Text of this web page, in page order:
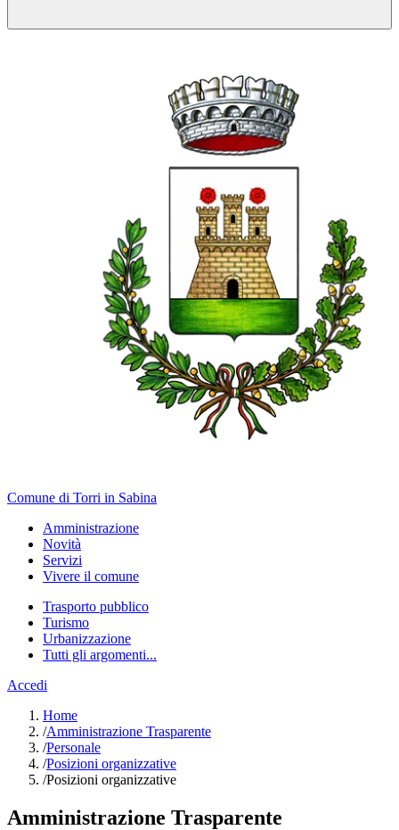
Comune di Torri in Sabina
Amministrazione
Novità
Servizi
Vivere il comune
Trasporto pubblico
Turismo
Urbanizzazione
Tutti gli argomenti...
Accedi
Home
/Amministrazione Trasparente
/Personale
/Posizioni organizzative
/Posizioni organizzative
Amministrazione Trasparente